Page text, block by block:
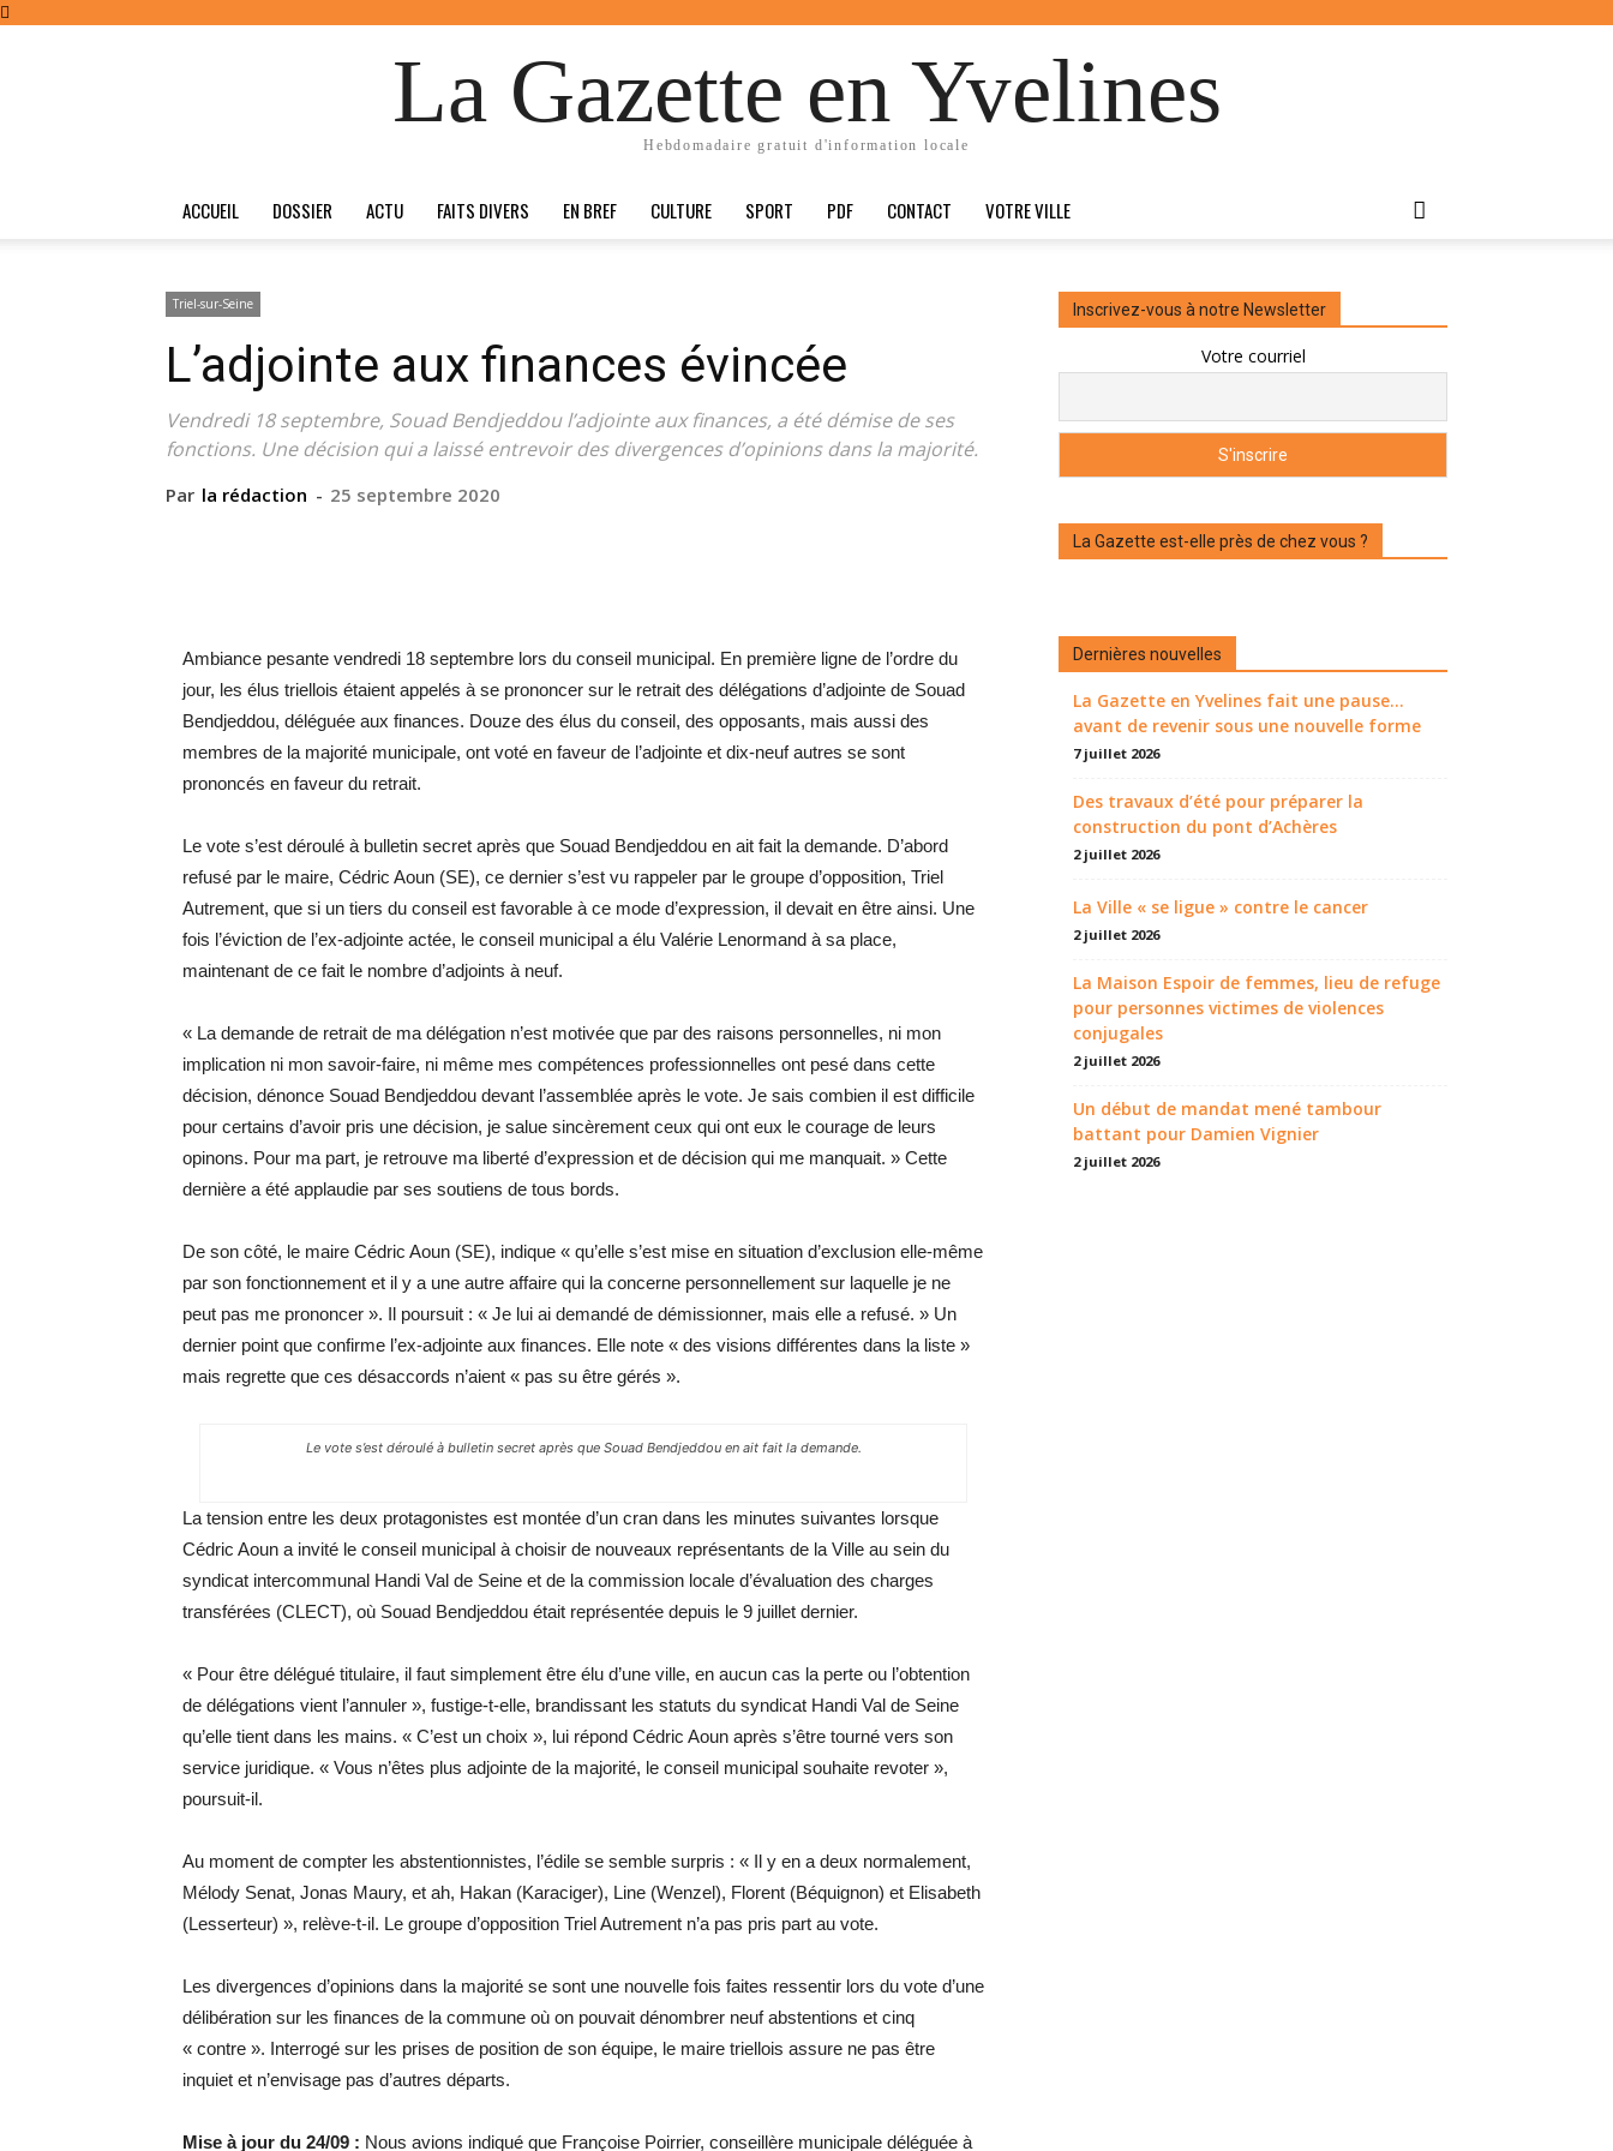
La Gazette en Yvelines
Hebdomadaire gratuit d'information locale
ACCUEIL DOSSIER ACTU FAITS DIVERS EN BREF CULTURE SPORT PDF CONTACT VOTRE VILLE
Triel-sur-Seine
L’adjointe aux finances évincée
Vendredi 18 septembre, Souad Bendjeddou l’adjointe aux finances, a été démise de ses
fonctions. Une décision qui a laissé entrevoir des divergences d’opinions dans la majorité.
Par la rédaction - 25 septembre 2020
Ambiance pesante vendredi 18 septembre lors du conseil municipal. En première ligne de l’ordre du
jour, les élus triellois étaient appelés à se prononcer sur le retrait des délégations d’adjointe de Souad
Bendjeddou, déléguée aux finances. Douze des élus du conseil, des opposants, mais aussi des
membres de la majorité municipale, ont voté en faveur de l’adjointe et dix-neuf autres se sont
prononcés en faveur du retrait.
Le vote s’est déroulé à bulletin secret après que Souad Bendjeddou en ait fait la demande. D’abord
refusé par le maire, Cédric Aoun (SE), ce dernier s’est vu rappeler par le groupe d’opposition, Triel
Autrement, que si un tiers du conseil est favorable à ce mode d’expression, il devait en être ainsi. Une
fois l’éviction de l’ex-adjointe actée, le conseil municipal a élu Valérie Lenormand à sa place,
maintenant de ce fait le nombre d’adjoints à neuf.
« La demande de retrait de ma délégation n’est motivée que par des raisons personnelles, ni mon
implication ni mon savoir-faire, ni même mes compétences professionnelles ont pesé dans cette
décision, dénonce Souad Bendjeddou devant l’assemblée après le vote. Je sais combien il est difficile
pour certains d’avoir pris une décision, je salue sincèrement ceux qui ont eux le courage de leurs
opinons. Pour ma part, je retrouve ma liberté d’expression et de décision qui me manquait. » Cette
dernière a été applaudie par ses soutiens de tous bords.
De son côté, le maire Cédric Aoun (SE), indique « qu’elle s’est mise en situation d’exclusion elle-même
par son fonctionnement et il y a une autre affaire qui la concerne personnellement sur laquelle je ne
peut pas me prononcer ». Il poursuit : « Je lui ai demandé de démissionner, mais elle a refusé. » Un
dernier point que confirme l’ex-adjointe aux finances. Elle note « des visions différentes dans la liste »
mais regrette que ces désaccords n’aient « pas su être gérés ».
Le vote s’est déroulé à bulletin secret après que Souad Bendjeddou en ait fait la demande.
La tension entre les deux protagonistes est montée d’un cran dans les minutes suivantes lorsque
Cédric Aoun a invité le conseil municipal à choisir de nouveaux représentants de la Ville au sein du
syndicat intercommunal Handi Val de Seine et de la commission locale d’évaluation des charges
transférées (CLECT), où Souad Bendjeddou était représentée depuis le 9 juillet dernier.
« Pour être délégué titulaire, il faut simplement être élu d’une ville, en aucun cas la perte ou l’obtention
de délégations vient l’annuler », fustige-t-elle, brandissant les statuts du syndicat Handi Val de Seine
qu’elle tient dans les mains. « C’est un choix », lui répond Cédric Aoun après s’être tourné vers son
service juridique. « Vous n’êtes plus adjointe de la majorité, le conseil municipal souhaite revoter »,
poursuit-il.
Au moment de compter les abstentionnistes, l’édile se semble surpris : « Il y en a deux normalement,
Mélody Senat, Jonas Maury, et ah, Hakan (Karaciger), Line (Wenzel), Florent (Béquignon) et Elisabeth
(Lesserteur) », relève-t-il. Le groupe d’opposition Triel ­Autrement n’a pas pris part au vote.
Les divergences d’opinions dans la majorité se sont une nouvelle fois faites ressentir lors du vote d’une
délibération sur les finances de la commune où on pouvait dénombrer neuf abstentions et cinq
« contre ». Interrogé sur les prises de position de son équipe, le maire triellois assure ne pas être
inquiet et n’envisage pas d’autres départs.
Mise à jour du 24/09 : Nous avions indiqué que Françoise Poirrier, conseillère municipale déléguée à
Inscrivez-vous à notre Newsletter
Votre courriel
La Gazette est-elle près de chez vous ?
Dernières nouvelles
La Gazette en Yvelines fait une pause...
avant de revenir sous une nouvelle forme
7 juillet 2026
Des travaux d’été pour préparer la
construction du pont d’Achères
2 juillet 2026
La Ville « se ligue » contre le cancer
2 juillet 2026
La Maison Espoir de femmes, lieu de refuge
pour personnes victimes de violences
conjugales
2 juillet 2026
Un début de mandat mené tambour
battant pour Damien Vignier
2 juillet 2026